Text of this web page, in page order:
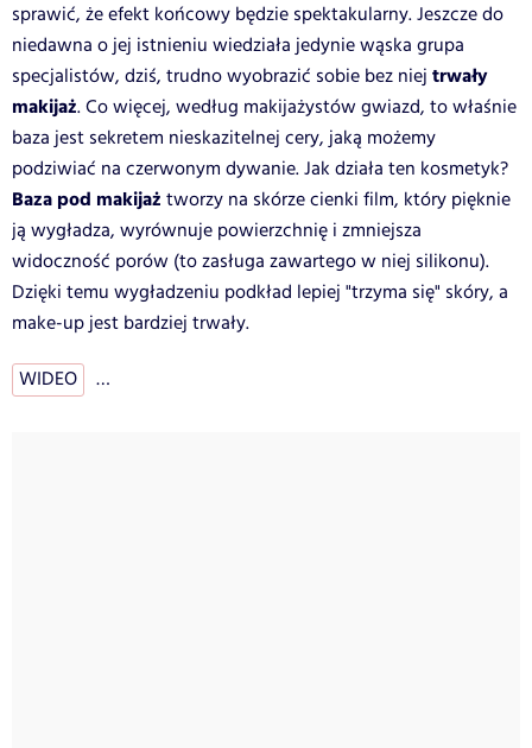
sprawić, że efekt końcowy będzie spektakularny. Jeszcze do
niedawna o jej istnieniu wiedziała jedynie wąska grupa
specjalistów, dziś, trudno wyobrazić sobie bez niej trwały
makijaż. Co więcej, według makijażystów gwiazd, to właśnie
baza jest sekretem nieskazitelnej cery, jaką możemy
podziwiać na czerwonym dywanie. Jak działa ten kosmetyk?
Baza pod makijaż tworzy na skórze cienki film, który pięknie
ją wygładza, wyrównuje powierzchnię i zmniejsza
widoczność porów (to zasługa zawartego w niej silikonu).
Dzięki temu wygładzeniu podkład lepiej "trzyma się" skóry, a
make-up jest bardziej trwały.
WIDEO …